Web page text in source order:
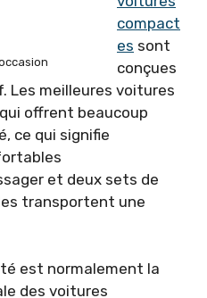
compact
es sont
conçues
Les meilleures voitures
offrent beaucoup
ce qui signifie
et deux sets de
transportent une
est normalement la
des voitures